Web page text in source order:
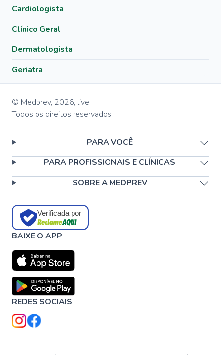
Cardiologista
Clínico Geral
Dermatologista
Geriatra
© Medprev, 2026, live
Todos os direitos reservados
PARA VOCÊ
PARA PROFISSIONAIS E CLÍNICAS
SOBRE A MEDPREV
Verificada por
BAIXE O APP
REDES SOCIAIS